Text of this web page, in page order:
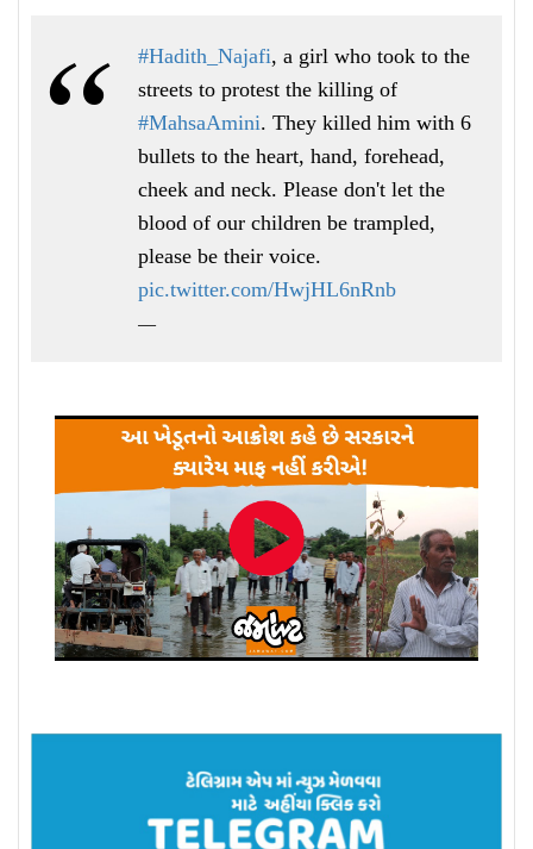
#Hadith_Najafi, a girl who took to the
streets to protest the killing of
#MahsaAmini. They killed him with 6
bullets to the heart, hand, forehead,
cheek and neck. Please don't let the
blood of our children be trampled,
please be their voice.
pic.twitter.com/HwjHL6nRnb
—